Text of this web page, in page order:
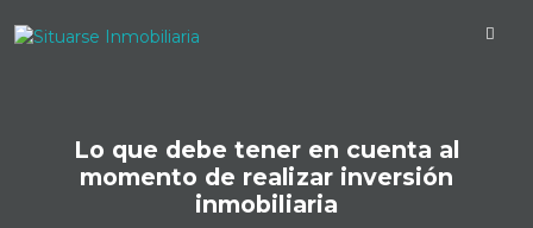
Lo que debe tener en cuenta al
momento de realizar inversión
inmobiliaria